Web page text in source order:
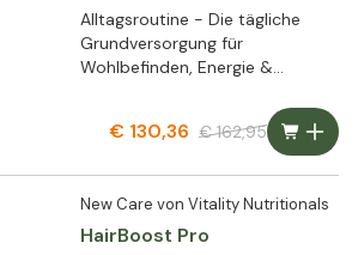
Alltagsroutine - Die tägliche
Grundversorgung für
Wohlbefinden, Energie &
€ 130,36 € 162,95
New Care von Vitality Nutritionals
HairBoost Pro